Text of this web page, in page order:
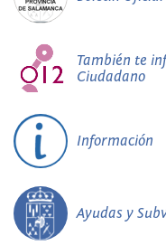
También te
Ciudadano
Información
Ayudas y